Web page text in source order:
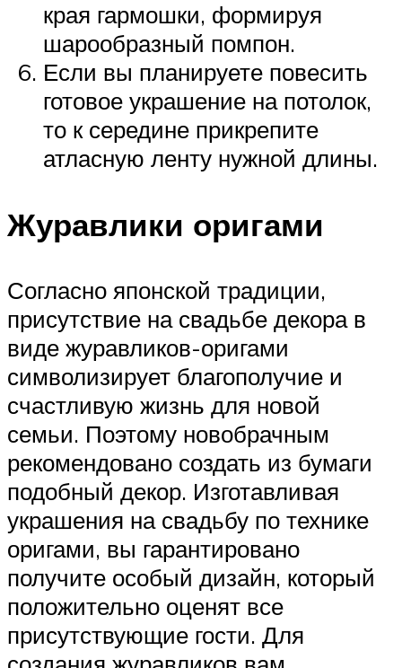
края гармошки, формируя
шарообразный помпон.
Если вы планируете повесить
готовое украшение на потолок,
то к середине прикрепите
атласную ленту нужной длины.
Журавлики оригами
Согласно японской традиции,
присутствие на свадьбе декора в
виде журавликов-оригами
символизирует благополучие и
счастливую жизнь для новой
семьи. Поэтому новобрачным
рекомендовано создать из бумаги
подобный декор. Изготавливая
украшения на свадьбу по технике
оригами, вы гарантировано
получите особый дизайн, который
положительно оценят все
присутствующие гости. Для